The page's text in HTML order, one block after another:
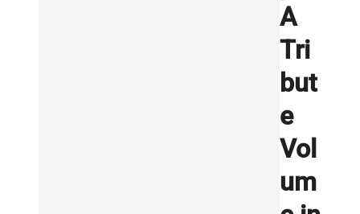
A
Tri
but
e
Vol
um